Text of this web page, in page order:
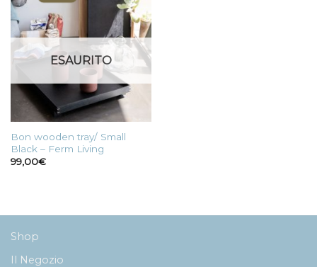
ESAURITO
Bon wooden tray/ Small
Black – Ferm Living
99,00€
Shop
Il Negozio